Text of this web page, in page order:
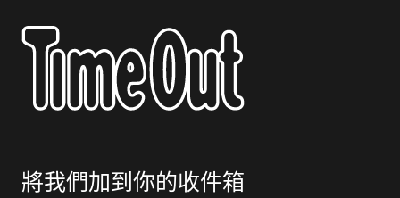
將我們加到你的收件箱